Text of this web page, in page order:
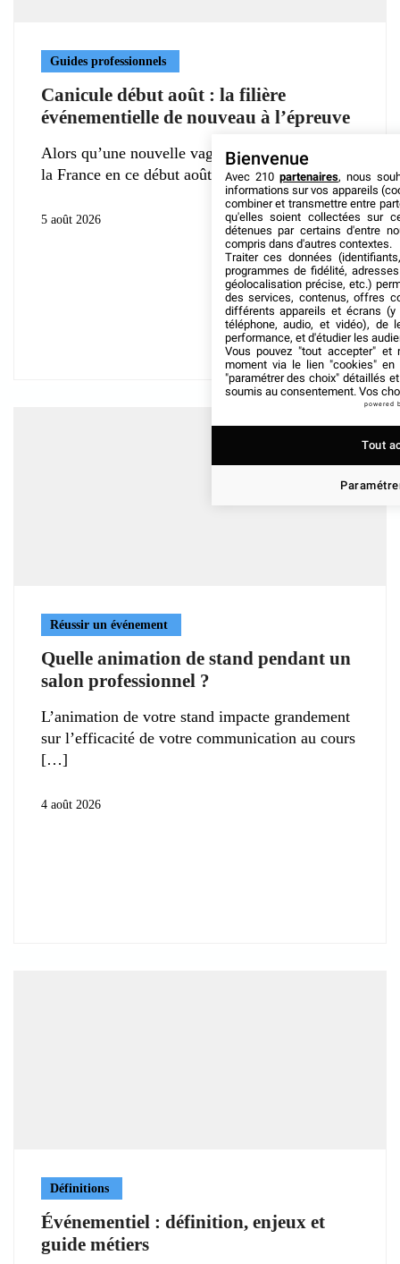
Guides professionnels
Canicule début août : la filière
événementielle de nouveau à l’épreuve
Alors qu’une nouvelle vague de chaleur frappe
la France en ce début août
5 août 2026
Réussir un événement
Quelle animation de stand pendant un
salon professionnel ?
L’animation de votre stand impacte grandement
sur l’efficacité de votre communication au cours
4 août 2026
Définitions
Événementiel : définition, enjeux et
guide métiers
Bienvenue
Avec 210 partenaires, nous
informations sur vos appareils
combiner et transmettre entre
qu'elles soient collectées sur
détenues par certains d'entre
compris dans d'autres contextes.
Traiter ces données
programmes de fidélité,
géolocalisation précise, etc.)
des services, contenus, offres
différents appareils et écrans (y
téléphone, audio, et vidéo), de
performance, et d'étudier les
Vous pouvez "tout accepter" et
moment via le lien "cookies" en
"paramétrer des choix" détaillés
soumis au consentement. Vos
powered
Tout